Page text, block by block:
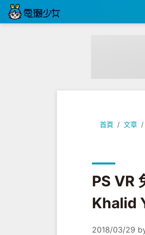
首頁 文章
PS VR 免
PS VR
Khalid
2018/03/29